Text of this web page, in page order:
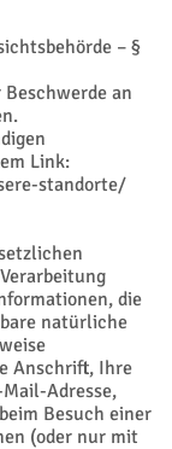
– §
an
Link:
standorte/
die
natürliche
Anschrift, Ihre
Adresse,
Besuch einer
(oder nur mit